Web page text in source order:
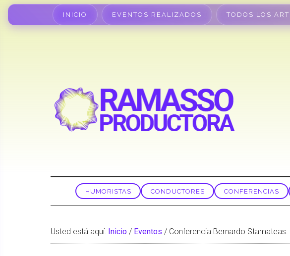
INICIO EVENTOS REALIZADOS TODOS LOS
HUMORISTAS CONDUCTORES CONFERENCIAS
Usted está aquí: Inicio / Eventos / Conferencia Bernardo